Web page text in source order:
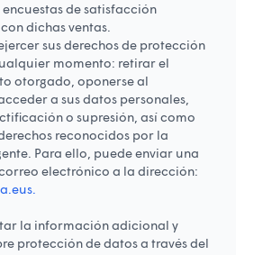
encuestas de satisfacción
dichas ventas.
sus derechos de protección
momento: retirar el
otorgado, oponerse al
a sus datos personales,
o supresión, así como
reconocidos por la
Para ello, puede enviar una
electrónico a la dirección:
la información adicional y
protección de datos a través del